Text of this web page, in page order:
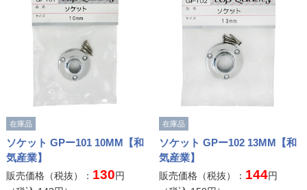
在庫品
ソケット GPー101 10MM【和
気産業】
販売価格（税抜）： 130円
在庫品
ソケット GPー102 13MM【和
気産業】
販売価格（税抜）： 144円